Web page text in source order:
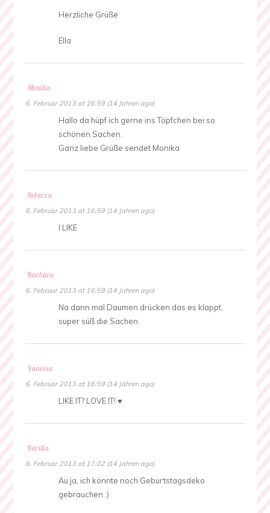
Herzliche Grüße
Ella
Monika
6. Februar 2013 at 16:59 (14 Jahren ago)
Hallo da hüpf ich gerne ins Töpfchen bei so
schönen Sachen.
Ganz liebe Grüße sendet Monika
Rebecca
6. Februar 2013 at 16:59 (14 Jahren ago)
I LIKE
Barbara
6. Februar 2013 at 16:59 (14 Jahren ago)
Na dann mal Daumen drücken das es klappt,
super süß die Sachen.
Vanessa
6. Februar 2013 at 16:59 (14 Jahren ago)
LIKE IT? LOVE IT! ♥
Kerstin
6. Februar 2013 at 17:02 (14 Jahren ago)
Au ja, ich könnte noch Geburtstagsdeko
gebrauchen :)